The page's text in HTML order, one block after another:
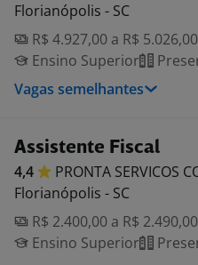
Florianópolis - SC
R$ 4.927,00 a R$ 5.026,00
Ensino Superior
Vagas semelhantes
Assistente Fiscal
4,4 PRONTA SERVICOS
Florianópolis - SC
R$ 2.400,00 a R$ 2.490,00
Ensino Superior